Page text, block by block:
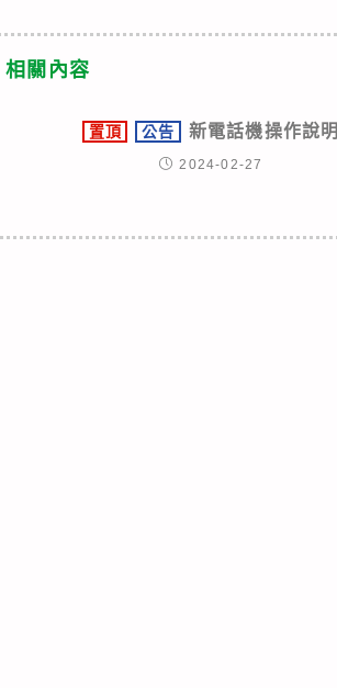
相關內容
置頂 公告 新電話機操作說明
2024-02-27